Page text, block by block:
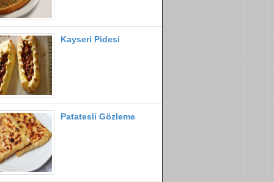
Kayseri Pidesi
Patatesli Gözleme